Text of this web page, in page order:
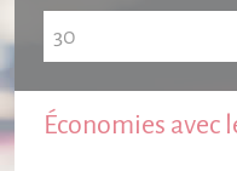
Économies avec